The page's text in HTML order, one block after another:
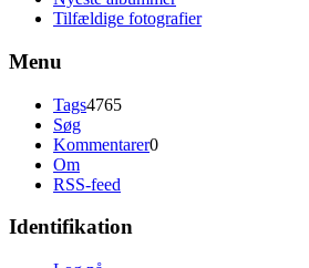
Tilfældige fotografier
Menu
Tags4765
Søg
Kommentarer0
Om
RSS-feed
Identifikation